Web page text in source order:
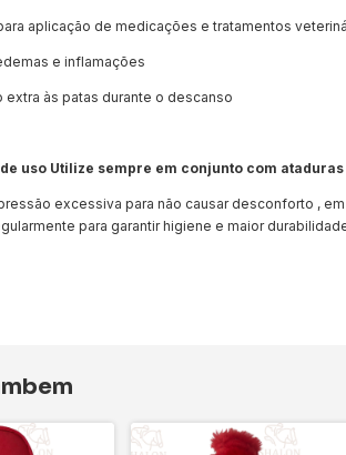
aplicação de medicações e tratamentos
e inflamações
extra às patas durante o descanso
uso Utilize sempre em conjunto com
excessiva para não causar desconforto ,
para garantir higiene e maior